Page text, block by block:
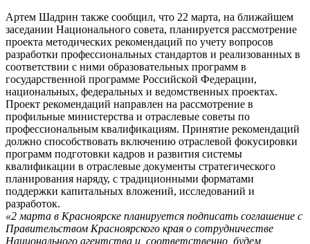
Артем Шадрин также сообщил, что 22 марта, на ближайшем
заседании Национального совета, планируется рассмотрение
проекта методических рекомендаций по учету вопросов
разработки профессиональных стандартов и реализованных в
соответствии с ними образовательных программ в
государственной программе Российской Федерации,
национальных, федеральных и ведомственных проектах.
Проект рекомендаций направлен на рассмотрение в
профильные министерства и отраслевые советы по
профессиональным квалификациям. Принятие рекомендаций
должно способствовать включению отраслевой фокусировки
программ подготовки кадров и развития системы
квалификации в отраслевые документы стратегического
планирования наряду, с традиционными форматами
поддержки капитальных вложений, исследований и
разработок.
«2 марта в Красноярске планируется подписать соглашение с
Правительством Красноярского края о сотрудничестве
Национального агентства и, соответственно, будем